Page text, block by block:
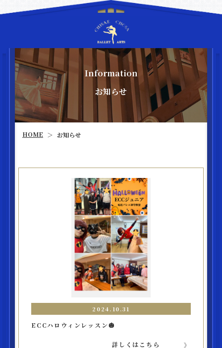
Information
お知らせ
HOME ＞ お知らせ
2024.10.31
ECCハロウィンレッスン🎃
詳しくはこちら